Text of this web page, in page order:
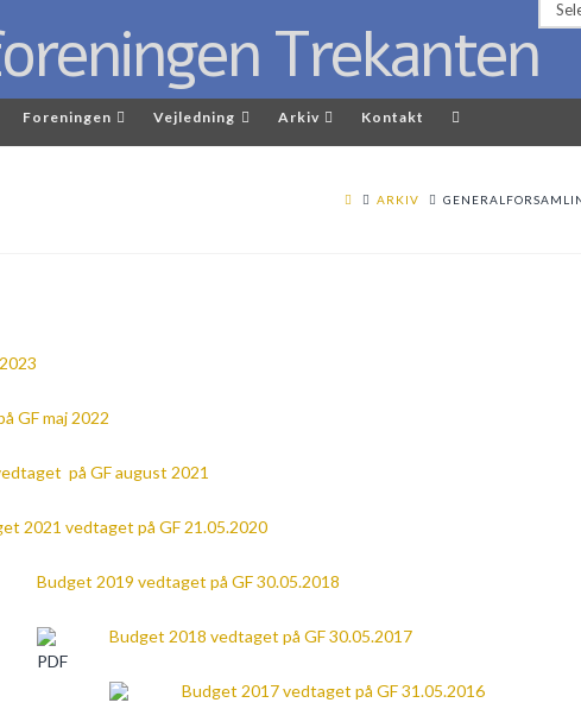
Foreningen Vejledning Arkiv Kontakt
ARKIV
GF maj 2022
på GF august 2021
2021 vedtaget på GF 21.05.2020
Budget 2019 vedtaget på GF 30.05.2018
Budget 2018 vedtaget på GF 30.05.2017
Budget 2017 vedtaget på GF 31.05.2016